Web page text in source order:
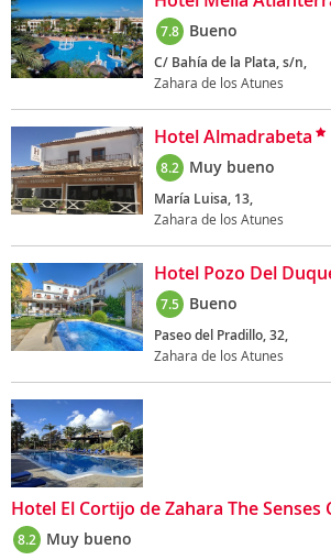
7.8 Bueno
C/ Bahía de la Plata, s/n,
Zahara de los Atunes
Hotel Almadrabeta
8.2 Muy bueno
María Luisa, 13,
Zahara de los Atunes
Hotel Pozo Del
7.5 Bueno
Paseo del Pradillo, 32,
Zahara de los Atunes
Hotel El Cortijo de Zahara The Senses
8.2 Muy bueno